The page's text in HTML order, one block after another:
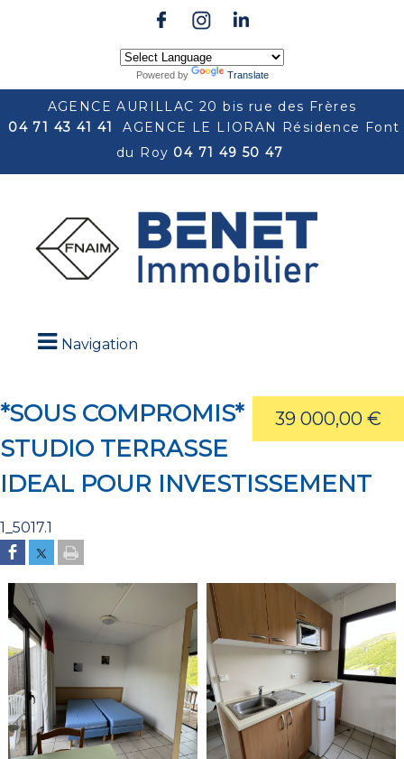
Powered by Translate
AGENCE AURILLAC 20 bis rue des Frères
04 71 43 41 41
AGENCE LE LIORAN Résidence Font
du Roy 04 71 49 50 47
Navigation
39 000,00 €
*SOUS COMPROMIS*
STUDIO TERRASSE
IDEAL POUR INVESTISSEMENT
1_5017.1